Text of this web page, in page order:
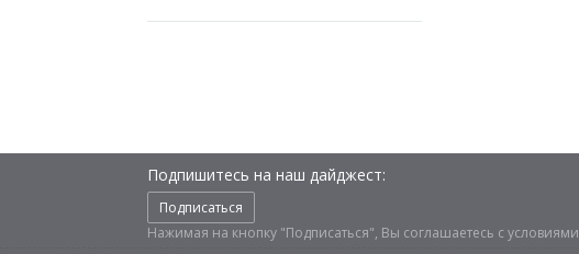
Подпишитесь на наш дайджест:
Подписаться
Нажимая на кнопку "Подписаться", Вы соглашаетесь с условиями